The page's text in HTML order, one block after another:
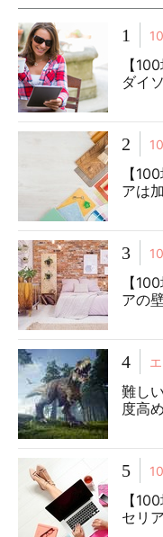
1
【
ダイ
2
【
アは
3
【
アの
4
難し
度高
5
【
セリ